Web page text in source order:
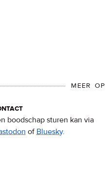
MEER
boodschap sturen kan via
ofBluesky.